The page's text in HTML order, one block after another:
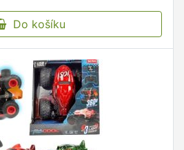
Do košíku